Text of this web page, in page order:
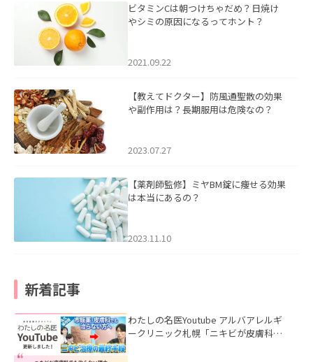
ビタミンCは朝つけちゃだめ？日焼け
やシミの原因になるってホント？
2021.09.22
【教えてドクター】防風通聖散の効果
や副作用は？長期服用は危険なの？
2023.07.27
【薬剤師監修】ミヤBM錠に痩せる効果
は本当にあるの？
2023.11.10
新着記事
わたしの名医Youtube アルバアレルギ
ークリニック札幌「ニキビが皮膚科で